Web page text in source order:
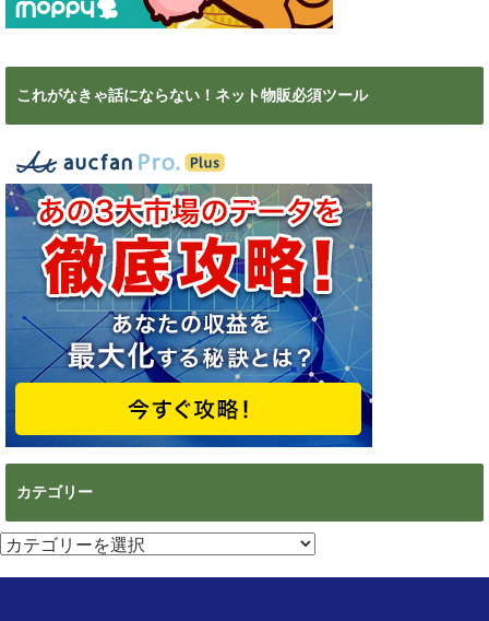
これがなきゃ話にならない！ネット物販必須ツール
カテゴリー
カ